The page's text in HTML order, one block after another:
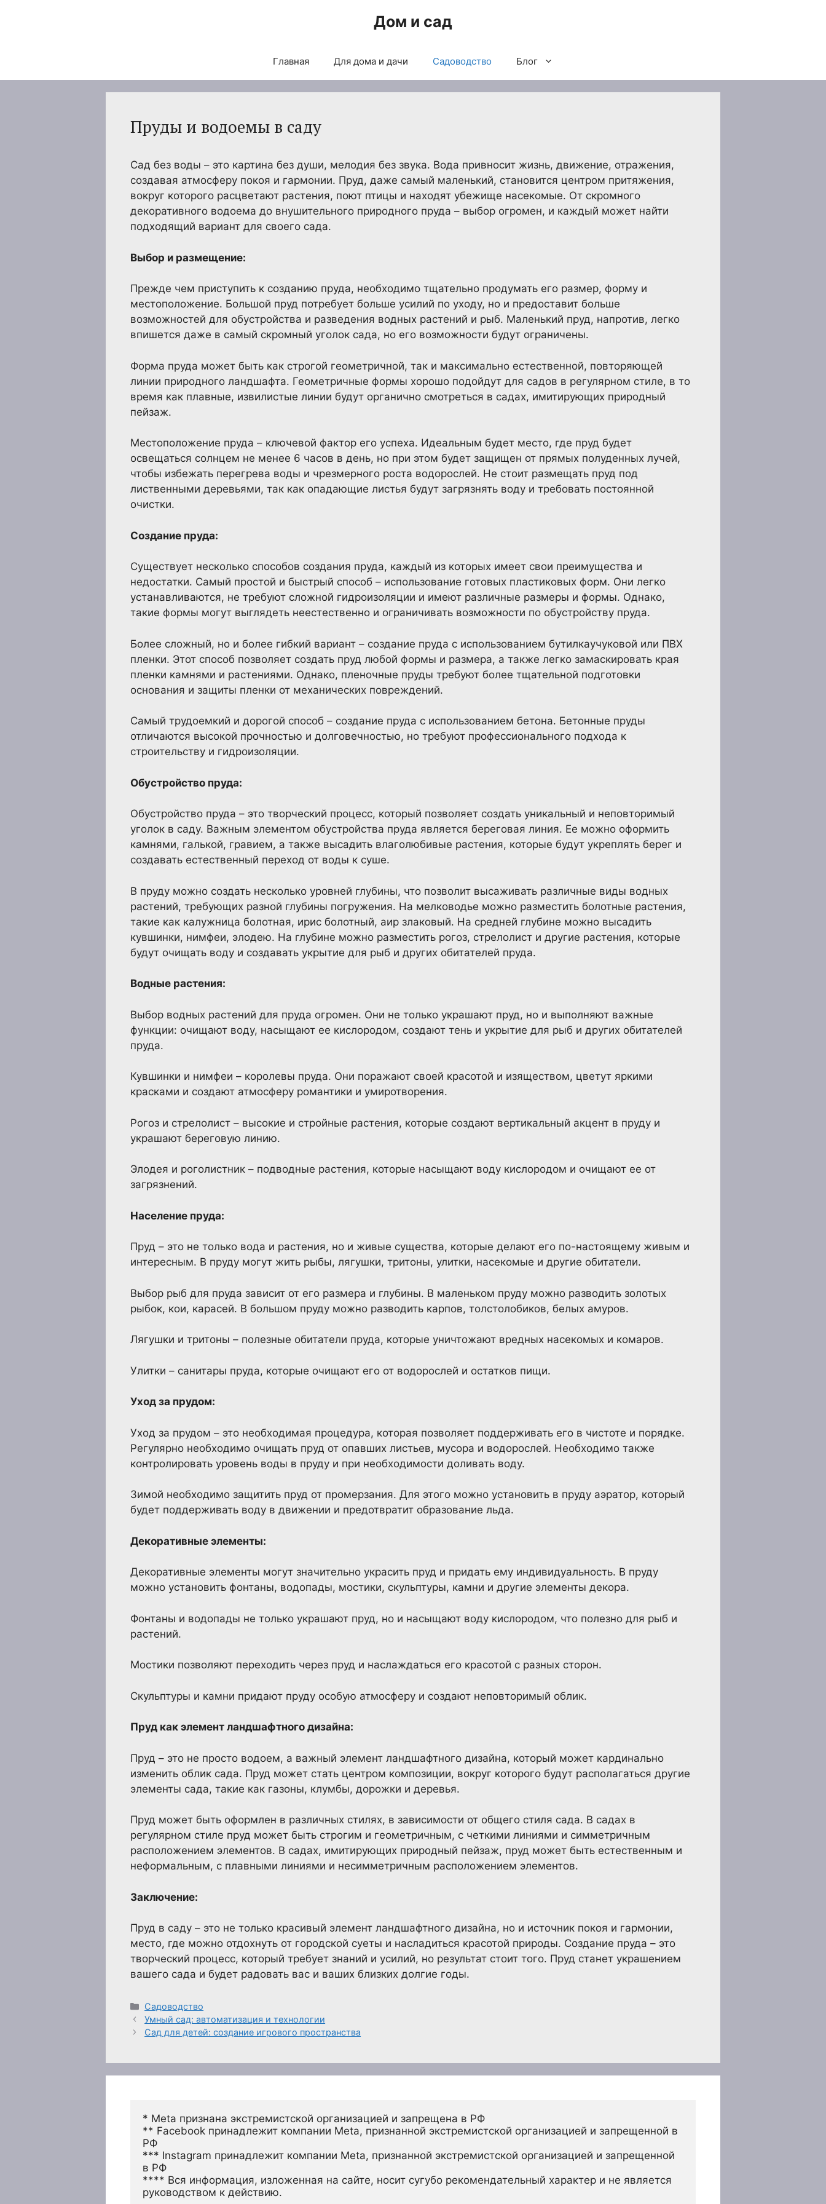
Дом и сад
Главная Для дома и дачи Садоводство Блог
Пруды и водоемы в саду
Сад без воды – это картина без души, мелодия без звука. Вода привносит жизнь, движение, отражения,
создавая атмосферу покоя и гармонии. Пруд, даже самый маленький, становится центром притяжения,
вокруг которого расцветают растения, поют птицы и находят убежище насекомые. От скромного
декоративного водоема до внушительного природного пруда – выбор огромен, и каждый может найти
подходящий вариант для своего сада.
Выбор и размещение:
Прежде чем приступить к созданию пруда, необходимо тщательно продумать его размер, форму и
местоположение. Большой пруд потребует больше усилий по уходу, но и предоставит больше
возможностей для обустройства и разведения водных растений и рыб. Маленький пруд, напротив, легко
впишется даже в самый скромный уголок сада, но его возможности будут ограничены.
Форма пруда может быть как строгой геометричной, так и максимально естественной, повторяющей
линии природного ландшафта. Геометричные формы хорошо подойдут для садов в регулярном стиле, в то
время как плавные, извилистые линии будут органично смотреться в садах, имитирующих природный
пейзаж.
Местоположение пруда – ключевой фактор его успеха. Идеальным будет место, где пруд будет
освещаться солнцем не менее 6 часов в день, но при этом будет защищен от прямых полуденных лучей,
чтобы избежать перегрева воды и чрезмерного роста водорослей. Не стоит размещать пруд под
лиственными деревьями, так как опадающие листья будут загрязнять воду и требовать постоянной
очистки.
Создание пруда:
Существует несколько способов создания пруда, каждый из которых имеет свои преимущества и
недостатки. Самый простой и быстрый способ – использование готовых пластиковых форм. Они легко
устанавливаются, не требуют сложной гидроизоляции и имеют различные размеры и формы. Однако,
такие формы могут выглядеть неестественно и ограничивать возможности по обустройству пруда.
Более сложный, но и более гибкий вариант – создание пруда с использованием бутилкаучуковой или ПВХ
пленки. Этот способ позволяет создать пруд любой формы и размера, а также легко замаскировать края
пленки камнями и растениями. Однако, пленочные пруды требуют более тщательной подготовки
основания и защиты пленки от механических повреждений.
Самый трудоемкий и дорогой способ – создание пруда с использованием бетона. Бетонные пруды
отличаются высокой прочностью и долговечностью, но требуют профессионального подхода к
строительству и гидроизоляции.
Обустройство пруда:
Обустройство пруда – это творческий процесс, который позволяет создать уникальный и неповторимый
уголок в саду. Важным элементом обустройства пруда является береговая линия. Ее можно оформить
камнями, галькой, гравием, а также высадить влаголюбивые растения, которые будут укреплять берег и
создавать естественный переход от воды к суше.
В пруду можно создать несколько уровней глубины, что позволит высаживать различные виды водных
растений, требующих разной глубины погружения. На мелководье можно разместить болотные растения,
такие как калужница болотная, ирис болотный, аир злаковый. На средней глубине можно высадить
кувшинки, нимфеи, элодею. На глубине можно разместить рогоз, стрелолист и другие растения, которые
будут очищать воду и создавать укрытие для рыб и других обитателей пруда.
Водные растения:
Выбор водных растений для пруда огромен. Они не только украшают пруд, но и выполняют важные
функции: очищают воду, насыщают ее кислородом, создают тень и укрытие для рыб и других обитателей
пруда.
Кувшинки и нимфеи – королевы пруда. Они поражают своей красотой и изяществом, цветут яркими
красками и создают атмосферу романтики и умиротворения.
Рогоз и стрелолист – высокие и стройные растения, которые создают вертикальный акцент в пруду и
украшают береговую линию.
Элодея и роголистник – подводные растения, которые насыщают воду кислородом и очищают ее от
загрязнений.
Население пруда:
Пруд – это не только вода и растения, но и живые существа, которые делают его по-настоящему живым и
интересным. В пруду могут жить рыбы, лягушки, тритоны, улитки, насекомые и другие обитатели.
Выбор рыб для пруда зависит от его размера и глубины. В маленьком пруду можно разводить золотых
рыбок, кои, карасей. В большом пруду можно разводить карпов, толстолобиков, белых амуров.
Лягушки и тритоны – полезные обитатели пруда, которые уничтожают вредных насекомых и комаров.
Улитки – санитары пруда, которые очищают его от водорослей и остатков пищи.
Уход за прудом:
Уход за прудом – это необходимая процедура, которая позволяет поддерживать его в чистоте и порядке.
Регулярно необходимо очищать пруд от опавших листьев, мусора и водорослей. Необходимо также
контролировать уровень воды в пруду и при необходимости доливать воду.
Зимой необходимо защитить пруд от промерзания. Для этого можно установить в пруду аэратор, который
будет поддерживать воду в движении и предотвратит образование льда.
Декоративные элементы:
Декоративные элементы могут значительно украсить пруд и придать ему индивидуальность. В пруду
можно установить фонтаны, водопады, мостики, скульптуры, камни и другие элементы декора.
Фонтаны и водопады не только украшают пруд, но и насыщают воду кислородом, что полезно для рыб и
растений.
Мостики позволяют переходить через пруд и наслаждаться его красотой с разных сторон.
Скульптуры и камни придают пруду особую атмосферу и создают неповторимый облик.
Пруд как элемент ландшафтного дизайна:
Пруд – это не просто водоем, а важный элемент ландшафтного дизайна, который может кардинально
изменить облик сада. Пруд может стать центром композиции, вокруг которого будут располагаться другие
элементы сада, такие как газоны, клумбы, дорожки и деревья.
Пруд может быть оформлен в различных стилях, в зависимости от общего стиля сада. В садах в
регулярном стиле пруд может быть строгим и геометричным, с четкими линиями и симметричным
расположением элементов. В садах, имитирующих природный пейзаж, пруд может быть естественным и
неформальным, с плавными линиями и несимметричным расположением элементов.
Заключение:
Пруд в саду – это не только красивый элемент ландшафтного дизайна, но и источник покоя и гармонии,
место, где можно отдохнуть от городской суеты и насладиться красотой природы. Создание пруда – это
творческий процесс, который требует знаний и усилий, но результат стоит того. Пруд станет украшением
вашего сада и будет радовать вас и ваших близких долгие годы.
Рубрики
Садоводство
Умный сад: автоматизация и технологии
Сад для детей: создание игрового пространства
* Meta признана экстремистской организацией и запрещена в РФ
** Facebook принадлежит компании Meta, признанной экстремистской организацией и запрещенной в
РФ
*** Instagram принадлежит компании Meta, признанной экстремистской организацией и запрещенной
в РФ
**** Вся информация, изложенная на сайте, носит сугубо рекомендательный характер и не является
руководством к действию.